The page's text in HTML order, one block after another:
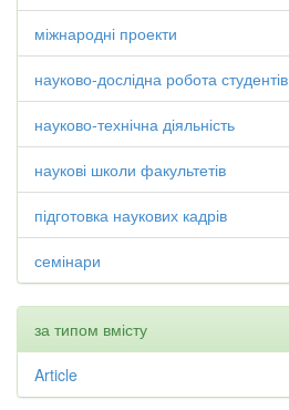
міжнародні проекти
науково-дослідна робота студентів
науково-технічна діяльність
наукові школи факультетів
підготовка наукових кадрів
семінари
за типом вмісту
Article